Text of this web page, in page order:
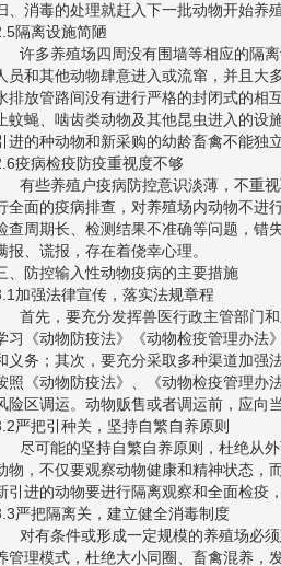
、消毒的处理就赶入下一批动物开始养殖
隔离设施简陋
许多养殖场四周没有围墙等相应的隔离
员和其他动物肆意进入或流窜，并且大
排放管路间没有进行严格的封闭式的相
蚊蝇、啮齿类动物及其他昆虫进入的设
进的种动物和新采购的幼龄畜禽不能独
疫病检疫防疫重视度不够
有些养殖户疫病防控意识淡薄，不重视
全面的疫病排查，对养殖场内动物不进
查周期长、检测结果不准确等问题，错
报、谎报，存在着侥幸心理。
、防控输入性动物疫病的主要措施
加强法律宣传，落实法规章程
首先，要充分发挥兽医行政主管部门和
习《动物防疫法》《动物检疫管理办法
义务；其次，要充分采取多种渠道加强
照《动物防疫法》、《动物检疫管理办
险区调运。动物贩售或者调运前，应向
严把引种关，坚持自繁自养原则
尽可能的坚持自繁自养原则，杜绝从外
物，不仅要观察动物健康和精神状态，
引进的动物要进行隔离观察和全面检疫
严把隔离关，建立健全消毒制度
对有条件或形成一定规模的养殖场必须
管理模式，杜绝大小同圈、畜禽混养，